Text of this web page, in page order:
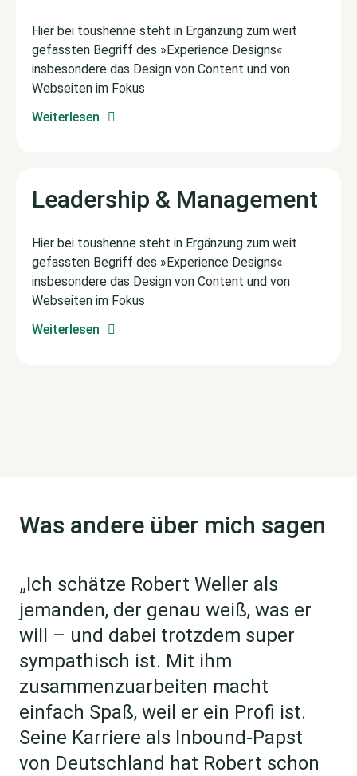
Hier bei toushenne steht in Ergänzung zum weit
gefassten Begriff des »Experience Designs«
insbesondere das Design von Content und von
Webseiten im Fokus
Weiterlesen
Leadership & Management
Hier bei toushenne steht in Ergänzung zum weit
gefassten Begriff des »Experience Designs«
insbesondere das Design von Content und von
Webseiten im Fokus
Weiterlesen
Was andere über mich sagen
„Ich schätze Robert Weller als
jemanden, der genau weiß, was er
will – und dabei trotzdem super
sympathisch ist. Mit ihm
zusammenzuarbeiten macht
einfach Spaß, weil er ein Profi ist.
Seine Karriere als Inbound-Papst
von Deutschland hat Robert schon